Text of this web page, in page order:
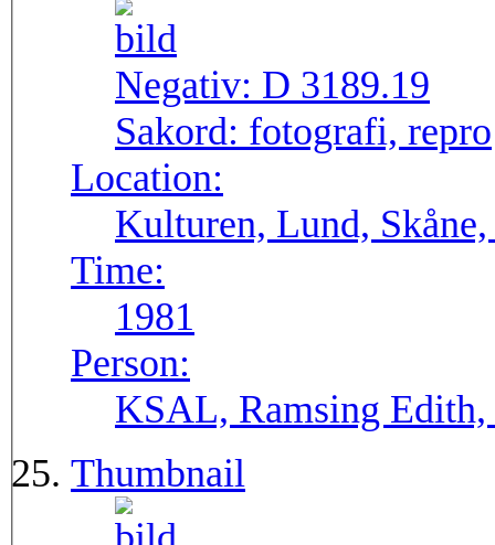
Negativ: D 3189.19
Sakord: fotografi, repro
Location:
Kulturen, Lund,
Time:
1981
Person:
KSAL, Ramsing Edith,
Thumbnail